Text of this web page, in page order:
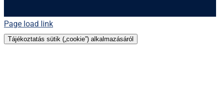
Page load link
Tájékoztatás sütik („cookie”) alkalmazásáról